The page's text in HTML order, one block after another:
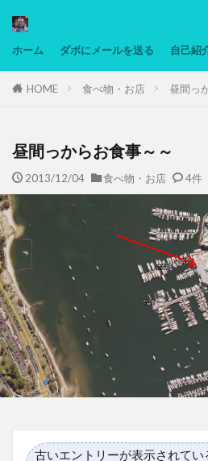
ホーム ダボにメールを送る 自己紹
HOME 食べ物・お店 昼間っ
昼間っからお食事～～
2013/12/04 食べ物・お店 4件
古いエントリーが表示されてい
タグ
マレーシア動画
備忘録
動画 日本人
検索